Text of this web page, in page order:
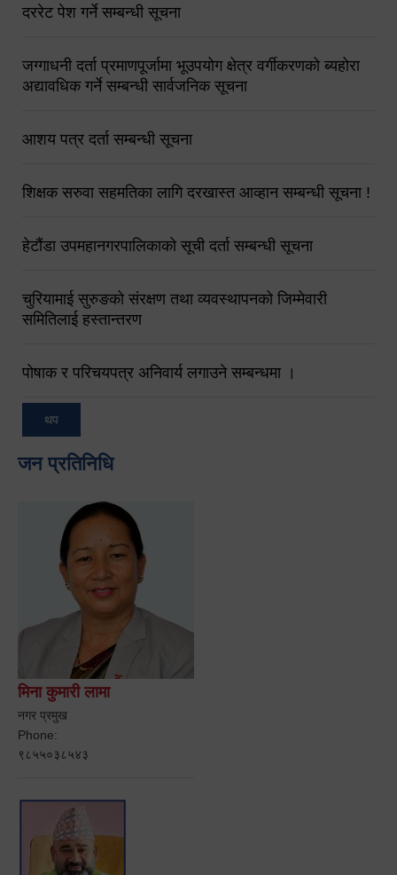
दररेट पेश गर्ने सम्बन्धी सूचना
जग्गाधनी दर्ता प्रमाणपूर्जामा भूउपयोग क्षेत्र वर्गीकरणको ब्यहोरा
अद्यावधिक गर्ने सम्बन्धी सार्वजनिक सूचना
आशय पत्र दर्ता सम्बन्धी सूचना
शिक्षक सरुवा सहमतिका लागि दरखास्त आव्हान सम्बन्धी सूचना !
हेटौंडा उपमहानगरपालिकाको सूची दर्ता सम्बन्धी सूचना
चुरियामाई सुरुङको संरक्षण तथा व्यवस्थापनको जिम्मेवारी
समितिलाई हस्तान्तरण
पोषाक र परिचयपत्र अनिवार्य लगाउने सम्बन्धमा ।
थप
जन प्रतिनिधि
मिना कुमारी लामा
नगर प्रमुख
Phone:
९८५५०३८५४३